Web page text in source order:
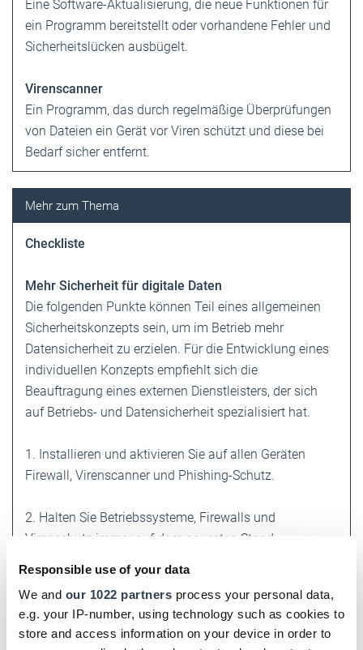
Responsible use of your data
We and our 1022 partners process your personal data,
e.g. your IP-number, using technology such as cookies to
store and access information on your device in order to
Eine Software-Aktualisierung, die neue Funktionen für
ein Programm bereitstellt oder vorhandene Fehler und
Sicherheitslücken ausbügelt.
Virenscanner
Ein Programm, das durch regelmäßige Überprüfungen
von Dateien ein Gerät vor Viren schützt und diese bei
Bedarf sicher entfernt.
Checkliste
Mehr Sicherheit für digitale Daten
Die folgenden Punkte können Teil eines allgemeinen
Sicherheitskonzepts sein, um im Betrieb mehr
Datensicherheit zu erzielen. Für die Entwicklung eines
individuellen Konzepts empfiehlt sich die
Beauftragung eines externen Dienstleisters, der sich
auf Betriebs- und Datensicherheit spezialisiert hat.
1. Installieren und aktivieren Sie auf allen Geräten
Firewall, Virenscanner und Phishing-Schutz.
2. Halten Sie Betriebssysteme, Firewalls und
Virenschutz immer auf dem neuesten Stand.
3. Legen Sie in der Benutzersteuerung von ­Windows für
jeden Mitarbeiter einen eigenen passwortgeschützten
Zugang an.